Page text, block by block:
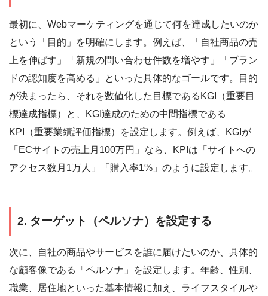
最初に、Webマーケティングを通じて何を達成したいのか
という「目的」を明確にします。例えば、「自社商品の売
上を伸ばす」「新規の問い合わせ件数を増やす」「ブラン
ドの認知度を高める」といった具体的なゴールです。目的
が決まったら、それを数値化した目標であるKGI（重要目
標達成指標）と、KGI達成のための中間指標である
KPI（重要業績評価指標）を設定します。例えば、KGIが
「ECサイトの売上月100万円」なら、KPIは「サイトへの
アクセス数月1万人」「購入率1%」のように設定します。
2. ターゲット（ペルソナ）を設定する
次に、自社の商品やサービスを誰に届けたいのか、具体的
な顧客像である「ペルソナ」を設定します。年齢、性別、
職業、居住地といった基本情報に加え、ライフスタイルや